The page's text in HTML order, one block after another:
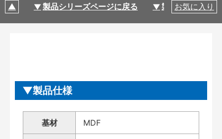
製品シリーズページに戻る 製品仕様
お気に入り
製品仕様
基材 MDF